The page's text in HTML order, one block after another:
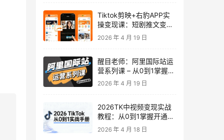
Tiktok剪映+右豹APP实
操变现课：短剧推文变现
全教程来了！
2026 年 4 月 19 日
醒目老师：阿里国际站运
营系列课 – 从0到1掌握平
台运营核心技巧
2026 年 4 月 19 日
2026TK中视频变现实战
教程：从0到1掌握开通、
养号、剪辑到变现，新手
副业首选
2026 年 4 月 18 日